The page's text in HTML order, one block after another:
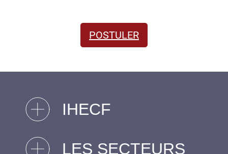
POSTULER
IHECF
LES SECTEURS